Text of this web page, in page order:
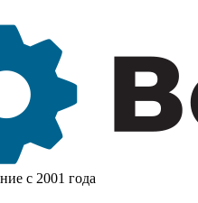
с 2001 года